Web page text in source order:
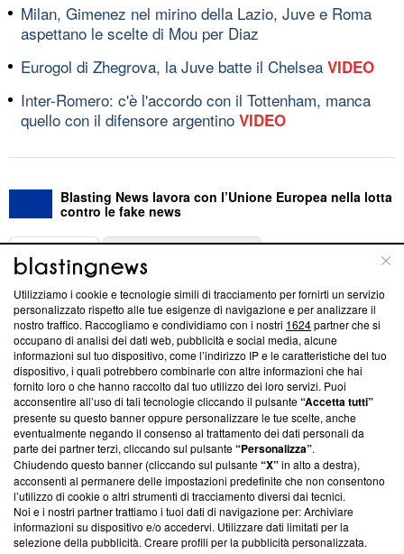
Milan, Gimenez nel mirino della Lazio, Juve e Roma
aspettano le scelte di Mou per Diaz
Eurogol di Zhegrova, la Juve batte il Chelsea VIDEO
Inter-Romero: c'è l'accordo con il Tottenham, manca
quello con il difensore argentino VIDEO
Blasting News lavora con l’Unione Europea nella lotta
contro le fake news
ABOUT
Questa sezione offre informazioni trasparenti su Blasting
News, sui nostri processi editoriali e su come ci impegniamo a
creare news di qualità. Inoltre, afferma la nostra aderenza a
‘Trust Project - News with Integrity’Blasting News non è
ancora membro del programma, ma ha richiesto di farne
parte; Trust Project non ha ancora effettuato una verifica di
conformità agli standard.
Su di noi
Team editoriale
Corporate
Redazione
Utilizziamo i cookie e tecnologie simili di tracciamento per fornirti un servizio
personalizzato rispetto alle tue esigenze di navigazione e per analizzare il
nostro traffico. Raccogliamo e condividiamo con i nostri 1624partner che si
occupano di analisi dei dati web, pubblicità e social media, alcune
informazioni sul tuo dispositivo, come l’indirizzo IP e le caratteristiche del tuo
dispositivo, i quali potrebbero combinarle con altre informazioni che hai
fornito loro o che hanno raccolto dal tuo utilizzo dei loro servizi. Puoi
acconsentire all’uso di tali tecnologie cliccando il pulsante“Accetta tutti”
presente su questo banner oppure personalizzare le tue scelte, anche
eventualmente negando il consenso al trattamento dei dati personali da
parte dei partner terzi, cliccando sul pulsante“Personalizza”.
Chiudendo questo banner (cliccando sul pulsante“X”in alto a destra),
acconsenti al permanere delle impostazioni predefinite che non consentono
l’utilizzo di cookie o altri strumenti di tracciamento diversi dai tecnici.
Noi e i nostri partner trattiamo i tuoi dati di navigazione per: Archiviare
informazioni su dispositivo e/o accedervi. Utilizzare dati limitati per la
selezione della pubblicità. Creare profili per la pubblicità personalizzata.